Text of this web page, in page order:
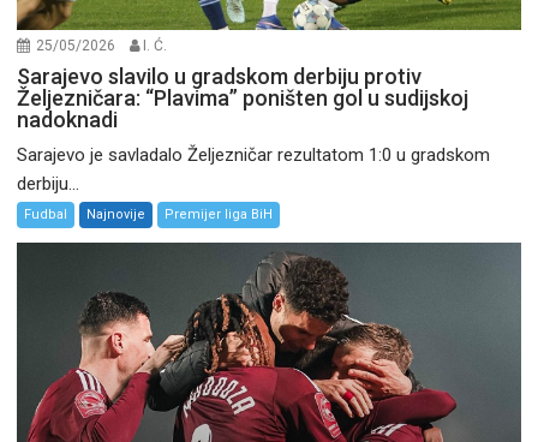
25/05/2026 I. Ć.
Sarajevo slavilo u gradskom derbiju protiv
Željezničara: “Plavima” poništen gol u sudijskoj
nadoknadi
Sarajevo je savladalo Željezničar rezultatom 1:0 u gradskom
derbiju...
Fudbal Najnovije Premijer liga BiH